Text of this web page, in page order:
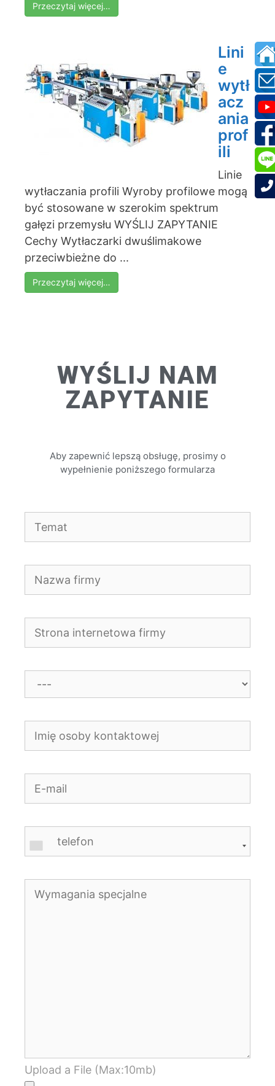
Przeczytaj więcej…
Lini
e
wytł
acz
ania
prof
ili
Linie
wytłaczania profili Wyroby profilowe mogą
być stosowane w szerokim spektrum
gałęzi przemysłu WYŚLIJ ZAPYTANIE
Cechy Wytłaczarki dwuślimakowe
przeciwbieżne do ...
Przeczytaj więcej…
WYŚLIJ NAM
ZAPYTANIE
Aby zapewnić lepszą obsługę, prosimy o
wypełnienie poniższego formularza
Upload a File (Max:10mb)